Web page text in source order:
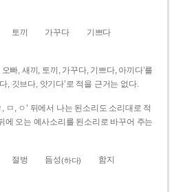
토끼 가꾸다
기쁘다
빠, 새끼, 토끼, 가꾸다, 기쁘다, 아끼다’를
, 깃브다, 앗기다’로 적을 근거는 없다.
ㅁ, ㅇ’ 뒤에서 나는 된소리도 소리대로 적
에 오는 예사소리를 된소리로 바꾸어 주는
절벙 듬성(하다)
함지